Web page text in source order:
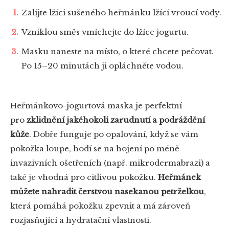
Zalijte lžíci sušeného heřmánku lžící vroucí vody.
Vzniklou směs vmíchejte do lžíce jogurtu.
Masku naneste na místo, o které chcete pečovat.
Po 15–20 minutách ji opláchněte vodou.
Heřmánkovo-jogurtová maska je perfektní
pro zklidnění jakéhokoli zarudnutí a podráždění
kůže. Dobře funguje po opalování, když se vám
pokožka loupe, hodí se na hojení po méně
invazivních ošetřeních (např. mikrodermabrazi) a
také je vhodná pro citlivou pokožku. Heřmánek
můžete nahradit čerstvou nasekanou petrželkou,
která pomáhá pokožku zpevnit a má zároveň
rozjasňující a hydratační vlastnosti.